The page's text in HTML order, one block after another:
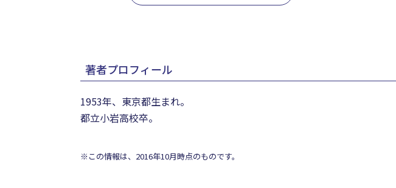
著者プロフィール
1953年、東京都生まれ。
都立小岩高校卒。
※この情報は、2016年10月時点のものです。